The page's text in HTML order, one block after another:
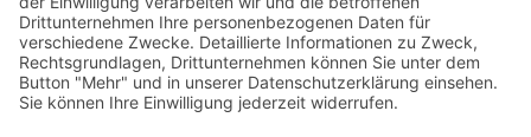
Messerschmitt Me 262
P-38 Lightning
P-47 Thunderbolt
P-51 Mustang